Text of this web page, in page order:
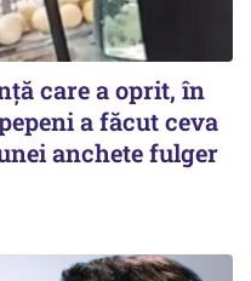
care a oprit, în
a făcut ceva
anchete fulger